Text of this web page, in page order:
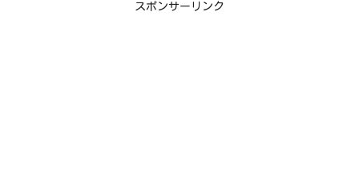
スポンサーリンク